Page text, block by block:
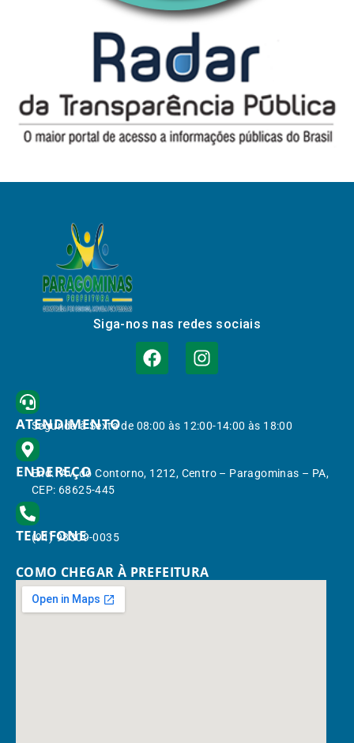
Siga-nos nas redes sociais
ATENDIMENTO
Segunda à Sexta de 08:00 às 12:00-14:00 às 18:00
ENDEREÇO
End.: Av. do Contorno, 1212, Centro – Paragominas – PA,
CEP: 68625-445
TELEFONE
(91) 98309-0035
COMO CHEGAR À PREFEITURA